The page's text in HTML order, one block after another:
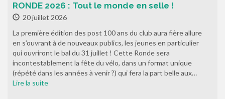
RONDE 2026 : Tout le monde en selle !
20 juillet 2026
La première édition des post 100 ans du club aura fière allure
en s’ouvrant à de nouveaux publics, les jeunes en particulier
qui ouvriront le bal du 31 juillet ! Cette Ronde sera
incontestablement la fête du vélo, dans un format unique
(répété dans les années à venir ?) qui fera la part belle aux…
Lire la suite